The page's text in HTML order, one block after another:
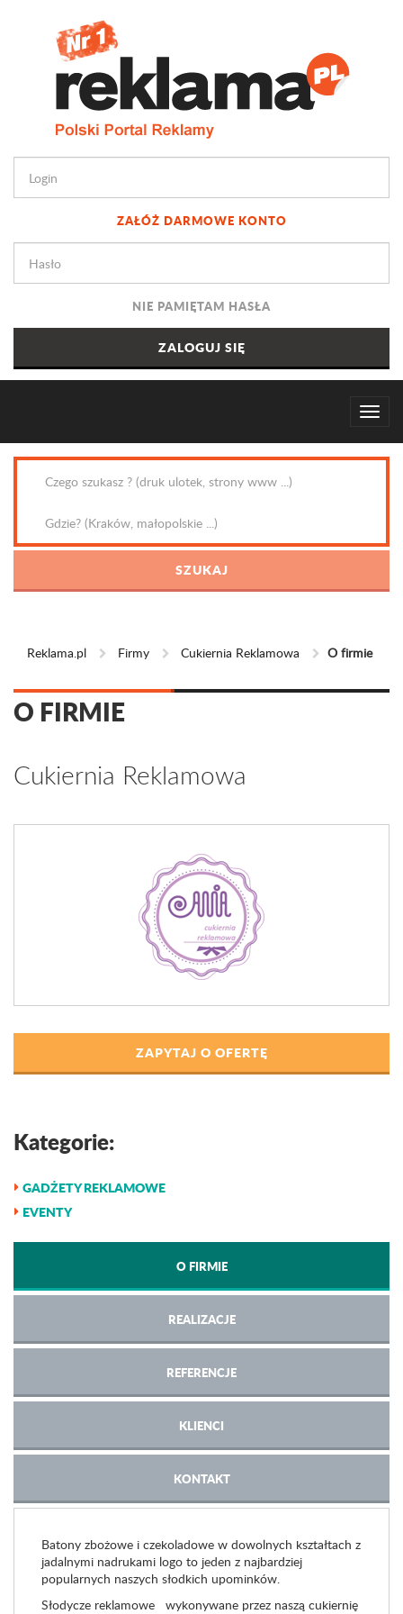
ZAŁÓŻ DARMOWE KONTO
NIE PAMIĘTAM HASŁA
Reklama.pl Firmy Cukiernia Reklamowa O firmie
O FIRMIE
Cukiernia Reklamowa
ZAPYTAJ O OFERTĘ
Kategorie:
GADŻETY REKLAMOWE
EVENTY
O FIRMIE
REALIZACJE
REFERENCJE
KLIENCI
KONTAKT
Batony zbożowe i czekoladowe w dowolnych kształtach z
jadalnymi nadrukami logo to jeden z najbardziej
popularnych naszych słodkich upominków.
Słodycze reklamowe wykonywane przez naszą cukiernię